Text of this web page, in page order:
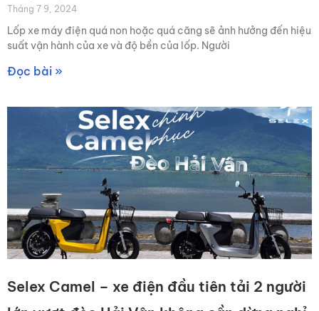
Tháng 7 9, 2024
Lốp xe máy điện quá non hoặc quá căng sẽ ảnh hưởng đến hiệu
suất vận hành của xe và độ bền của lốp. Người
Đọc bài »
Selex Camel – xe điện đầu tiên tải 2 người